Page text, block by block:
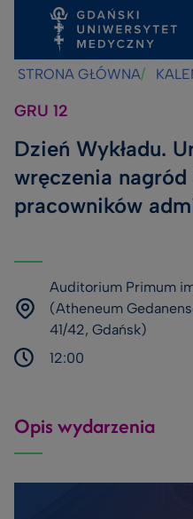
Przejdź
do
treści
Przejdź
do
wyszukiwarki
Przejdź
do
stopki
STRONA GŁÓWNA
GRU 12
Dzień Wykładu.
wręczenia
pracowników
Auditorium Primum
(Atheneum
41/42, Gdańsk)
12:00
Opis wydarzenia